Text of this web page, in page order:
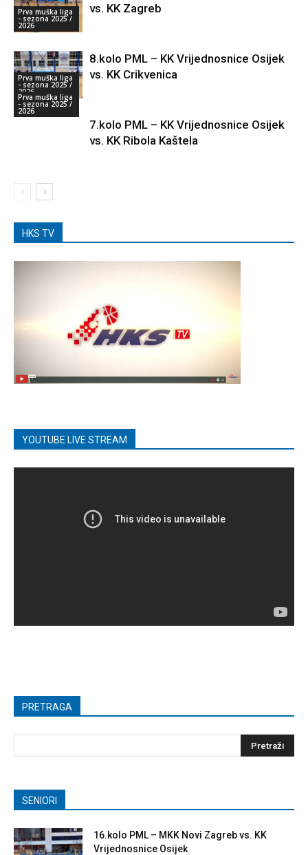
Prva muška liga
- sezona 2025 /
2026
vs. KK Zagreb
Prva muška liga
- sezona 2025 /
2026
8.kolo PML – KK Vrijednosnice Osijek
vs. KK Crikvenica
Prva muška liga
- sezona 2025 /
2026
7.kolo PML – KK Vrijednosnice Osijek
vs. KK Ribola Kaštela
HKS TV
YOUTUBE LIVE STREAM
PRETRAGA
SENIORI
16.kolo PML – MKK Novi Zagreb vs. KK
Vrijednosnice Osijek